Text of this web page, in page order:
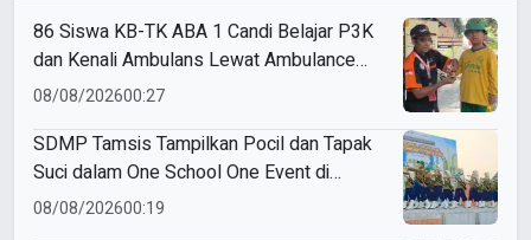
86 Siswa KB-TK ABA 1 Candi Belajar P3K
dan Kenali Ambulans Lewat Ambulance
Goes to Schools
08/08/202600:27
SDMP Tamsis Tampilkan Pocil dan Tapak
Suci dalam One School One Event di
Mojokerto
08/08/202600:19